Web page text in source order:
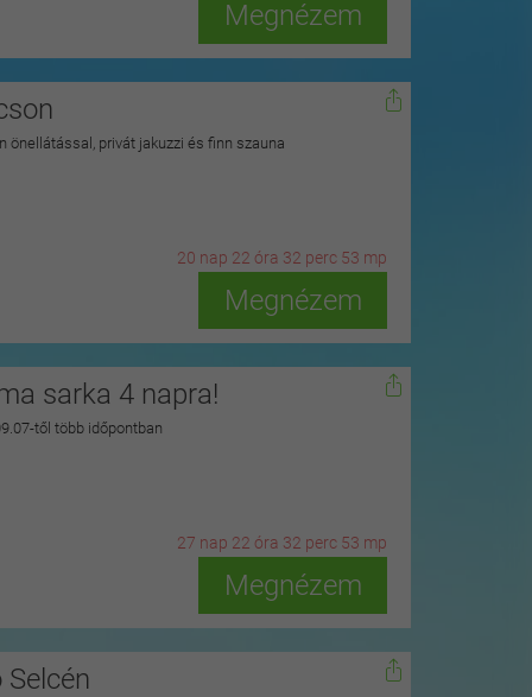
Megnézem
önellátással, privát jakuzzi és finn szauna
20 nap 22 óra 32 perc 51 mp
Megnézem
sarka 4 napra!
től több időpontban
27 nap 22 óra 32 perc 51 mp
Megnézem